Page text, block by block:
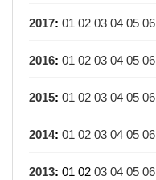
2017: 01 02 03 04 05 06
2016: 01 02 03 04 05 06
2015: 01 02 03 04 05 06
2014: 01 02 03 04 05 06
2013: 01 02 03 04 05 06